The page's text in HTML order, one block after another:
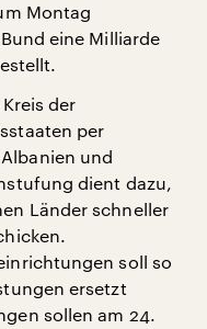
Montag
eine Milliarde
der
per
und
dient dazu,
Länder schneller
soll so
ersetzt
sollen am 24.